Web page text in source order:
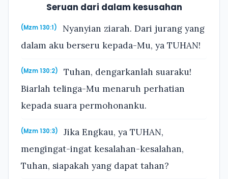
Seruan dari dalam kesusahan
(Mzm 130:1)
Nyanyian ziarah. Dari jurang yang
dalam aku berseru kepada-Mu, ya TUHAN!
(Mzm 130:2)
Tuhan, dengarkanlah suaraku!
Biarlah telinga-Mu menaruh perhatian
kepada suara permohonanku.
(Mzm 130:3)
Jika Engkau, ya TUHAN,
mengingat-ingat kesalahan-kesalahan,
Tuhan, siapakah yang dapat tahan?